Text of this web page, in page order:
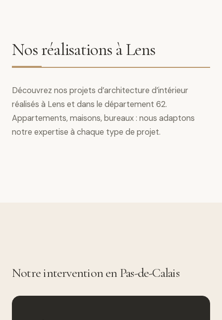
Nos réalisations à Lens
Découvrez nos projets d’architecture d’intérieur
réalisés à Lens et dans le département 62.
Appartements, maisons, bureaux : nous adaptons
notre expertise à chaque type de projet.
Notre intervention en Pas-de-Calais